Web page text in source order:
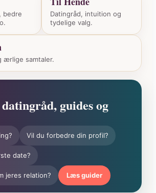
bedre
Datingråd, intuition og
tydelige valg.
ærlige samtaler.
guides og
Vil du forbedre din profil?
date?
jeres relation? Læs guider